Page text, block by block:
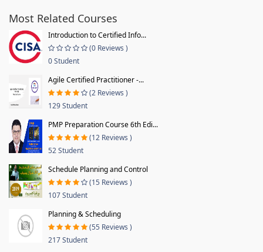
Most Related Courses
Introduction to Certified Info...
(0 Reviews )
0 Student
Agile Certified Practitioner -...
(2 Reviews )
129 Student
PMP Preparation Course 6th Edi...
(12 Reviews )
52 Student
Schedule Planning and Control
(15 Reviews )
107 Student
Planning & Scheduling
(55 Reviews )
217 Student